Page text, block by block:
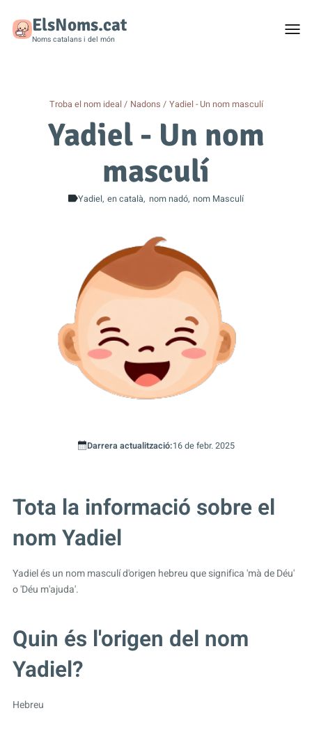
ElsNoms.cat
Noms catalans i del món
Troba el nom ideal Nadons Yadiel - Un nom masculí
Yadiel - Un nom
masculí
Yadiel en català nom nadó nom Masculí
Darrera actualització:16 de febr. 2025
Tota la informació sobre el
nom Yadiel
Yadiel és un nom masculí d'origen hebreu que significa 'mà de Déu'
o 'Déu m'ajuda'.
Quin és l'origen del nom
Yadiel?
Hebreu